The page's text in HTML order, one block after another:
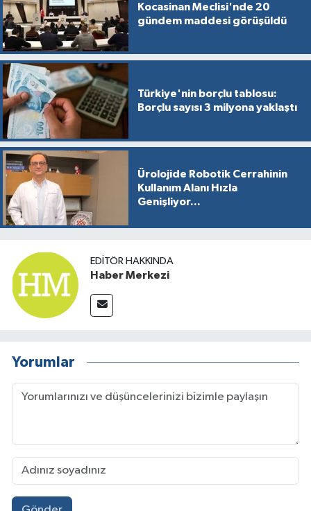
Kocasinan Meclisi'nde 20
gündem maddesi görüşüldü
Türkiye'nin borçlu tablosu:
Borçlu sayısı 3 milyona yaklaştı
Ürolojide Robotik Cerrahinin
Kullanım Alanı Hızla
Genişliyor...
EDITÖR HAKKINDA
Haber Merkezi
Yorumlar